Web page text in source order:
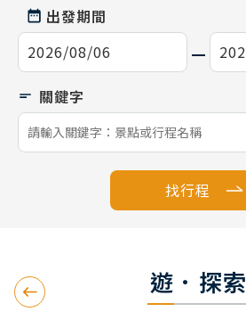
出發期間
找行程
遊．探索